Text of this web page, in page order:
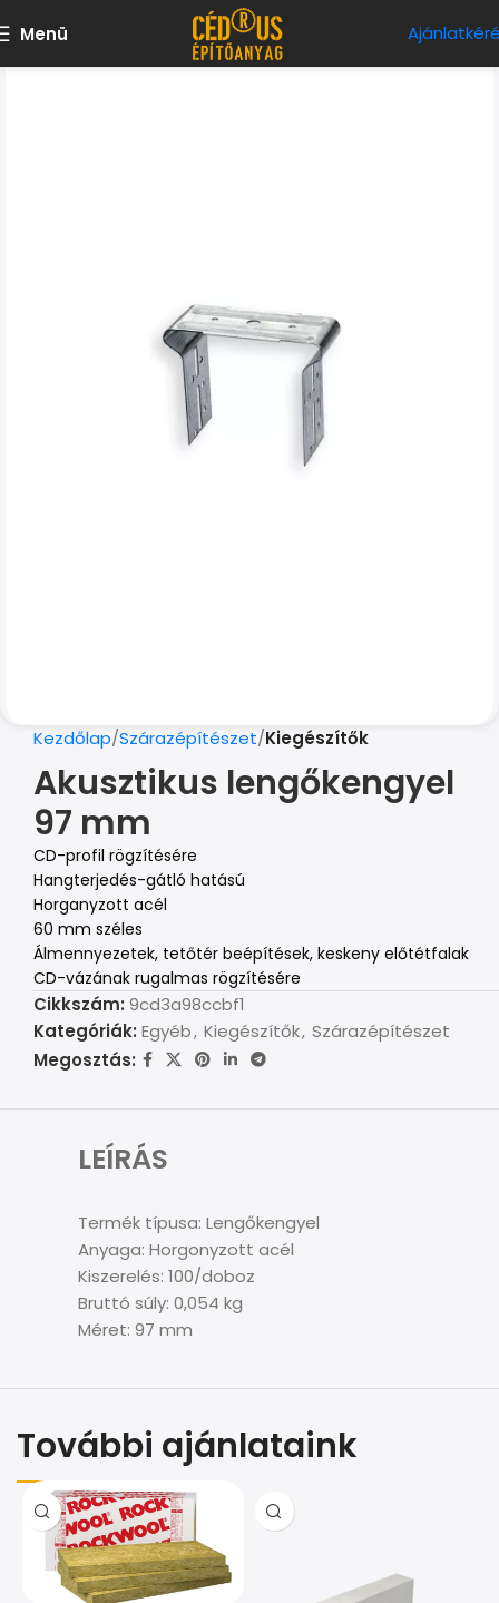
Menü
Kezdőlap Szárazépítészet Kiegészítők
Akusztikus lengőkengyel
97 mm
CD-profil rögzítésére
Hangterjedés-gátló hatású
Horganyzott acél
60 mm széles
Álmennyezetek, tetőtér beépítések, keskeny előtétfalak
CD-vázának rugalmas rögzítésére
Cikkszám: 9cd3a98ccbf1
Kategóriák: Egyéb, Kiegészítők, Szárazépítészet
Megosztás:
LEÍRÁS
Termék típusa: Lengőkengyel
Anyaga: Horgonyzott acél
Kiszerelés: 100/doboz
Bruttó súly: 0,054 kg
Méret: 97 mm
További ajánlataink